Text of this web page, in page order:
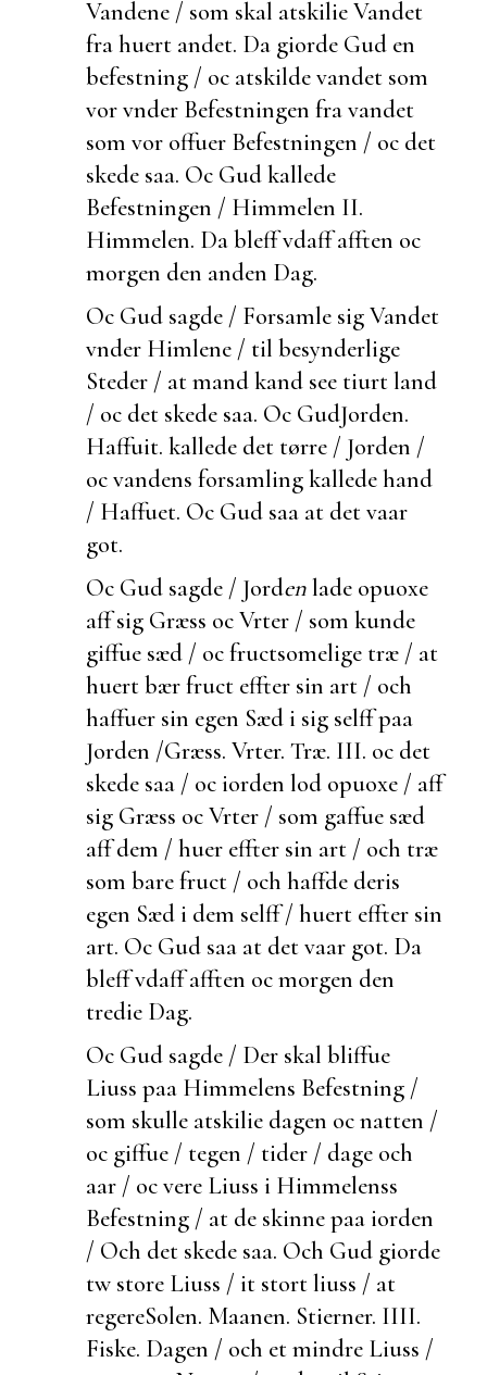
Vandene / som skal atskilie Vandet
fra huert andet. Da giorde Gud en
befestning / oc atskilde vandet som
vor vnder Befestningen fra vandet
som vor offuer Befestningen / oc det
skede saa. Oc Gud kallede
Befestningen / Himmelen II.
Himmelen. Da bleff vdaff afften oc
morgen den anden Dag.
Oc Gud sagde / Forsamle sig Vandet
vnder Himlene / til besynderlige
Steder / at mand kand see tiurt land
/ oc det skede saa. Oc GudJorden.
Haffuit. kallede det tørre / Jorden /
oc vandens forsamling kallede hand
/ Haffuet. Oc Gud saa at det vaar
got.
Oc Gud sagde / Jordenlade opuoxe
aff sig Græss oc Vrter / som kunde
giffue sæd / oc fructsomelige træ / at
huert bær fruct effter sin art / och
haffuer sin egen Sæd i sig selff paa
Jorden /Græss. Vrter. Træ. III. oc det
skede saa / oc iorden lod opuoxe / aff
sig Græss oc Vrter / som gaffue sæd
aff dem / huer effter sin art / och træ
som bare fruct / och haffde deris
egen Sæd i dem selff / huert effter sin
art. Oc Gud saa at det vaar got. Da
bleff vdaff afften oc morgen den
tredie Dag.
Oc Gud sagde / Der skal bliffue
Liuss paa Himmelens Befestning /
som skulle atskilie dagen oc natten /
oc giffue / tegen / tider / dage och
aar / oc vere Liuss i Himmelenss
Befestning / at de skinne paa iorden
/ Och det skede saa. Och Gud giorde
tw store Liuss / it stort liuss / at
regereSolen. Maanen. Stierner. IIII.
Fiske. Dagen / och et mindre Liuss /